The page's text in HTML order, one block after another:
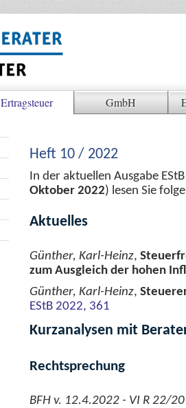
Ertragsteuer GmbH
Heft 10 / 2022
In der aktuellen Ausgabe
Oktober 2022) lesen Sie
Aktuelles
Günther, Karl-Heinz,
zum Ausgleich der hohen
Günther, Karl-Heinz,
EStB 2022, 361
Kurzanalysen mit
Rechtsprechung
BFH v. 12.4.2022 - VI R 22/